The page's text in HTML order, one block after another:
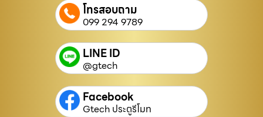
โทรสอบถาม
099 294 9789
LINE ID
@gtech
Facebook
Gtech ประตูรีโมท